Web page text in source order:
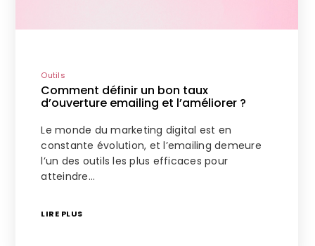
Outils
Comment définir un bon taux
d’ouverture emailing et l’améliorer ?
Le monde du marketing digital est en
constante évolution, et l’emailing demeure
l’un des outils les plus efficaces pour
atteindre…
LIRE PLUS